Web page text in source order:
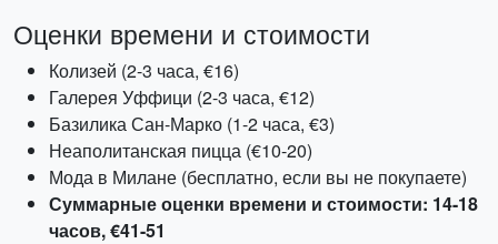
Оценки времени и стоимости
Колизей (2-3 часа, €16)
Галерея Уффици (2-3 часа, €12)
Базилика Сан-Марко (1-2 часа, €3)
Неаполитанская пицца (€10-20)
Мода в Милане (бесплатно, если вы не покупаете)
Суммарные оценки времени и стоимости: 14-18
часов, €41-51